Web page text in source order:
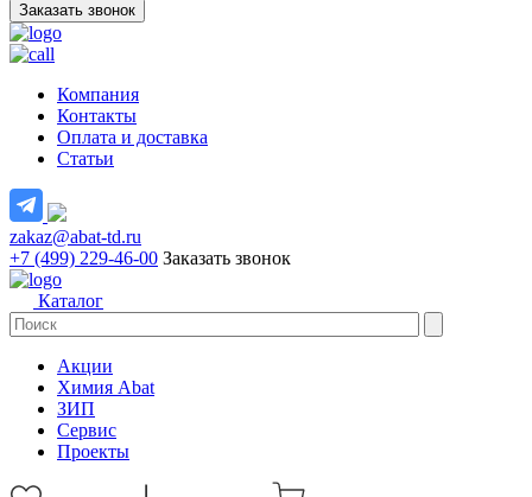
Заказать звонок
Компания
Контакты
Оплата и доставка
Статьи
zakaz@abat-td.ru
+7 (499) 229-46-00 Заказать звонок
Каталог
Акции
Химия Abat
ЗИП
Сервис
Проекты